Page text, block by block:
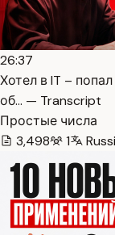
26:37
Хотел в IT –
об… — Transcript
Простые числа
3,498
1